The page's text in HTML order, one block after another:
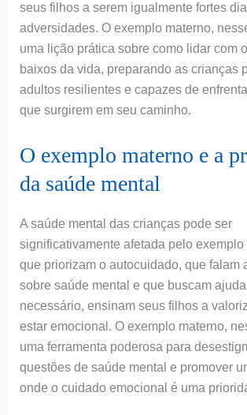
seus filhos a serem igualmente fortes
adversidades. O exemplo materno,
uma lição prática sobre como lidar com
baixos da vida, preparando as crianças
adultos resilientes e capazes de
que surgirem em seu caminho.
O exemplo materno e a
da saúde mental
A saúde mental das crianças pode ser
significativamente afetada pelo exemplo
que priorizam o autocuidado, que falam
sobre saúde mental e que buscam
necessário, ensinam seus filhos a
estar emocional. O exemplo materno,
uma ferramenta poderosa para
questões de saúde mental e promover
onde o cuidado emocional é uma